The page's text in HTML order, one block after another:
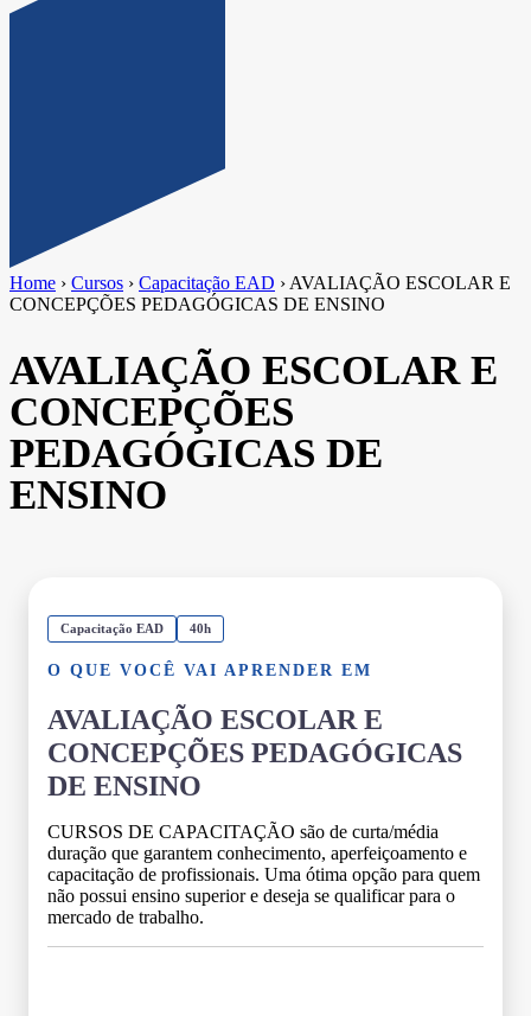
Home › Cursos › Capacitação EAD › AVALIAÇÃO ESCOLAR E
CONCEPÇÕES PEDAGÓGICAS DE ENSINO
AVALIAÇÃO ESCOLAR E
CONCEPÇÕES
PEDAGÓGICAS DE
ENSINO
Capacitação EAD 40h
O QUE VOCÊ VAI APRENDER EM
AVALIAÇÃO ESCOLAR E
CONCEPÇÕES PEDAGÓGICAS
DE ENSINO
CURSOS DE CAPACITAÇÃO são de curta/média
duração que garantem conhecimento, aperfeiçoamento e
capacitação de profissionais. Uma ótima opção para quem
não possui ensino superior e deseja se qualificar para o
mercado de trabalho.